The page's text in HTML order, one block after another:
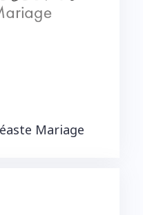
Mariage